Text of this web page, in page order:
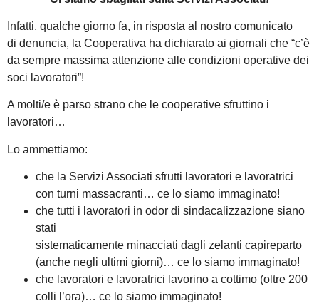
Infatti, qualche giorno fa, in risposta al nostro comunicato
di denuncia, la Cooperativa ha dichiarato ai giornali che “c’è
da sempre massima attenzione alle condizioni operative dei
soci lavoratori”!
A molti/e è parso strano che le cooperative sfruttino i
lavoratori…
Lo ammettiamo:
che la Servizi Associati sfrutti lavoratori e lavoratrici
con turni massacranti… ce lo siamo immaginato!
che tutti i lavoratori in odor di sindacalizzazione siano
stati
sistematicamente minacciati dagli zelanti capireparto
(anche negli ultimi giorni)… ce lo siamo immaginato!
che lavoratori e lavoratrici lavorino a cottimo (oltre 200
colli l’ora)… ce lo siamo immaginato!